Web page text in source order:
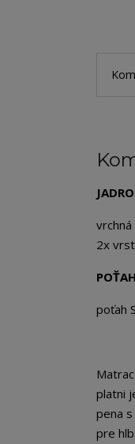
2x
poťah
platni
pena
pre